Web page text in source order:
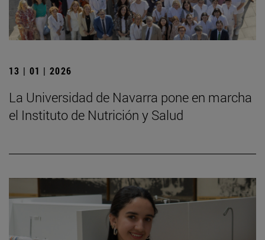
13 | 01 | 2026
La Universidad de Navarra pone en marcha
el Instituto de Nutrición y Salud